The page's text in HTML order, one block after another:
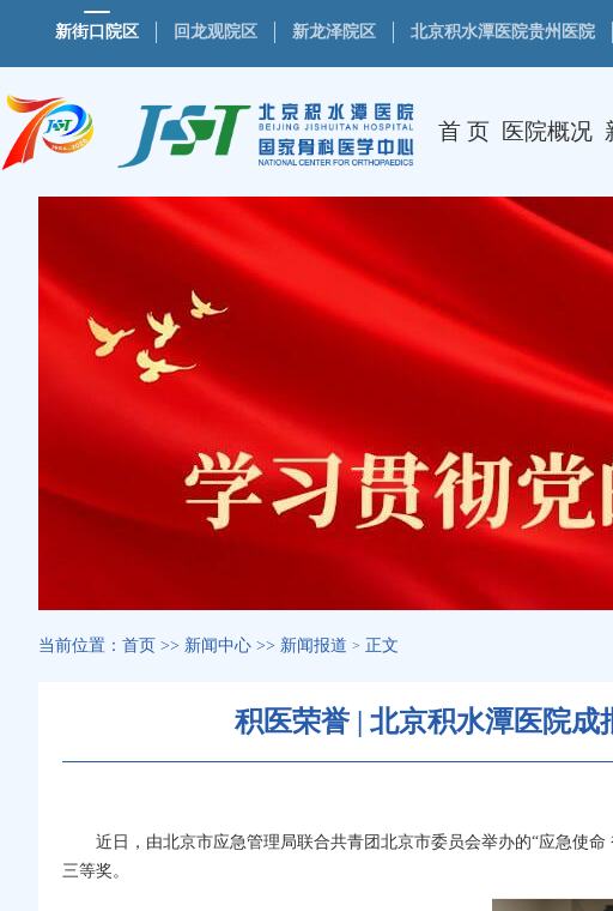
新街口院区 回龙观院区 新龙泽院区 北京积水潭医院贵州医院
首 页 医院概况
当前位置： 首页 >> 新闻中心 >> 新闻报道 > 正文
积医荣誉 | 北京积水潭医院
近日，由北京市应急管理局联合共青团北京市委员会举办的“应急使命
三等奖。